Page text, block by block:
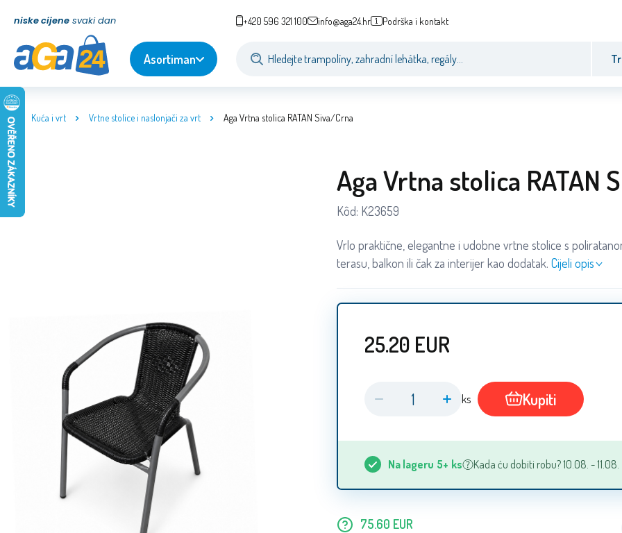
niske cijene svaki dan +420 596 321 100 info@aga24.hr Podrška i kontakt
Asortiman
Kuća i vrt Vrtne stolice i naslonjači za vrt Aga Vrtna stolica RATAN Siva/Crna
Aga Vrtna stolica RATAN
Kôd: K23659
Vrlo praktične, elegantne i udobne vrtne stolice s
terasu, balkon ili čak za interijer kao dodatak. Cijeli opis
25.20 EUR
ks Kupiti
Na lageru 5+ ks Kada ću dobiti robu? 10.08. - 11.08.
75.60 EUR